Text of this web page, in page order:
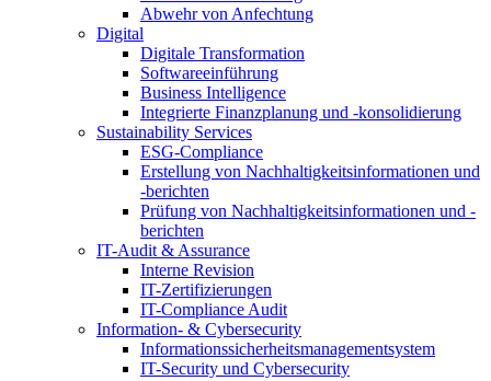
Abwehr von Anfechtung
Digital
Digitale Transformation
Softwareeinführung
Business Intelligence
Integrierte Finanzplanung und -konsolidierung
Sustainability Services
ESG-Compliance
Erstellung von Nachhaltigkeitsinformationen und
-berichten
Prüfung von Nachhaltigkeitsinformationen und -
berichten
IT-Audit & Assurance
Interne Revision
IT-Zertifizierungen
IT-Compliance Audit
Information- & Cybersecurity
Informationssicherheitsmanagementsystem
IT-Security und Cybersecurity